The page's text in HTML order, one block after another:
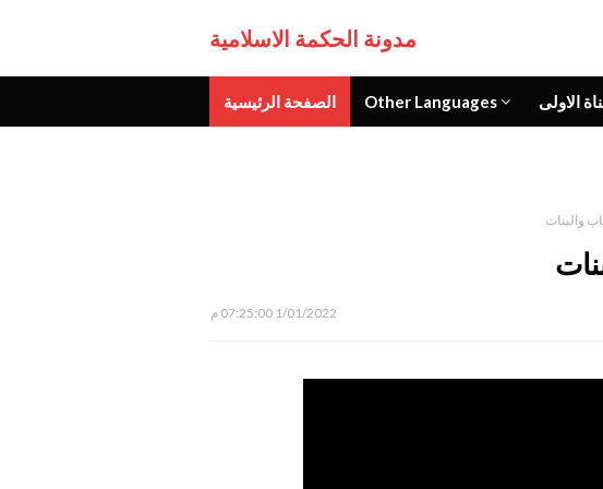
مدونة الحكمة الاسلامية
الصفحة الرئيسية Other Languages الاولى
والبنات
1/01/2022 07:25:00 م